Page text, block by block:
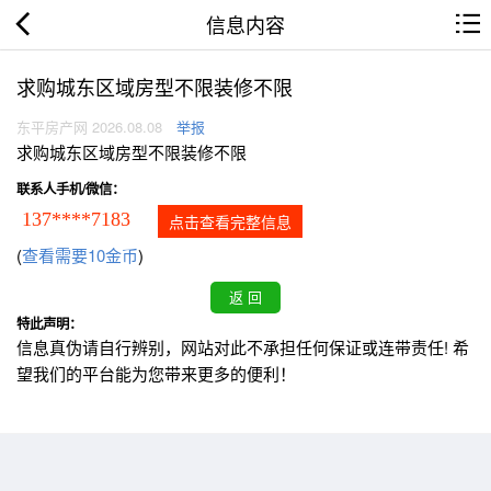
信息内容
求购城东区域房型不限装修不限
东平房产网 2026.08.08 举报
求购城东区域房型不限装修不限
联系人手机/微信：
137****7183 点击查看完整信息
(查看需要10金币)
特此声明：
信息真伪请自行辨别，网站对此不承担任何保证或连带责任! 希
望我们的平台能为您带来更多的便利！